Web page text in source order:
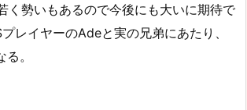
く勢いもあるので今後にも大いに期待で
レイヤーのAdeと実の兄弟にあたり、
。